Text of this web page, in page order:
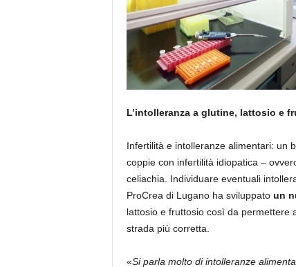
L’intolleranza a glutine, lattosio e
Infertilità e intolleranze alimentari: un
coppie con infertilità idiopatica –
celiachia. Individuare eventuali
ProCrea di Lugano ha sviluppato un
lattosio e fruttosio così da permettere
strada più corretta.
«Si parla molto di intolleranze